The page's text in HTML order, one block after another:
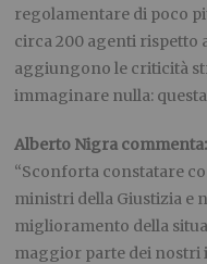
regolamentare di poco
circa 200 agenti rispetto
aggiungono le criticità
immaginare nulla:
Alberto Nigra commenta:
“Sconforta constatare
ministri della Giustizia e
miglioramento della
maggior parte dei nostri